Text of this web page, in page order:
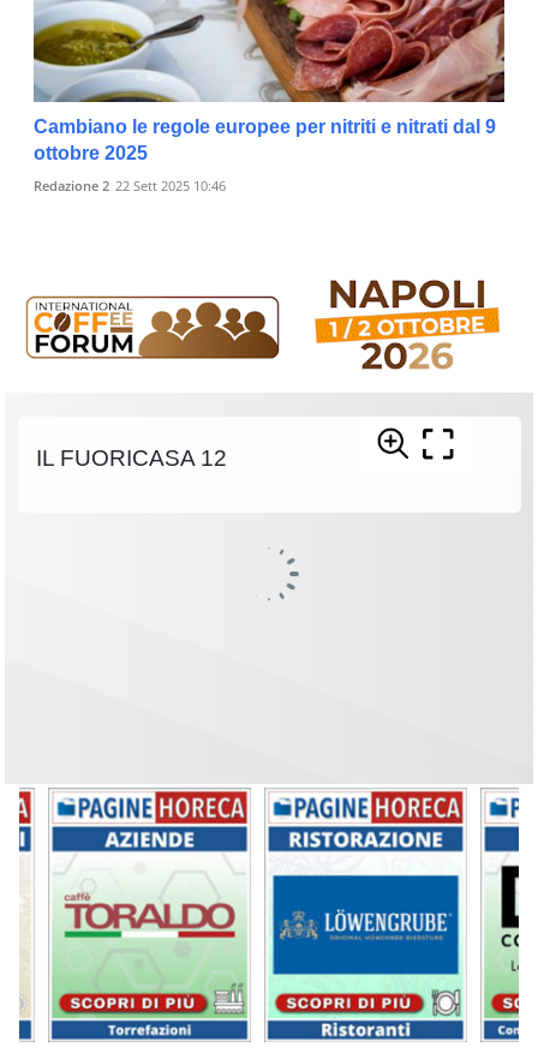
Cambiano le regole europee per nitriti e nitrati dal 9
ottobre 2025
Redazione 2 22 Sett 2025 10:46